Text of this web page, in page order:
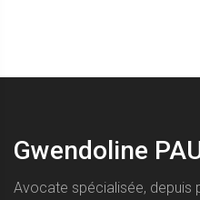
Gwendoline
Avocate spécialisée, depuis